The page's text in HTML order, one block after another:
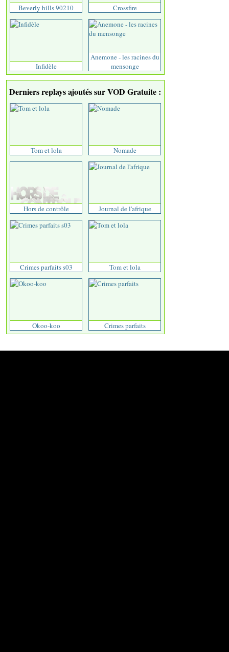
Beverly hills 90210 Crossfire
Infidèle
Anemone - les racines du
mensonge
Derniers replays ajoutés sur VOD Gratuite :
Tom et lola Nomade
Hors de contrôle Journal de l'afrique
Crimes parfaits s03 Tom et lola
Okoo-koo Crimes parfaits